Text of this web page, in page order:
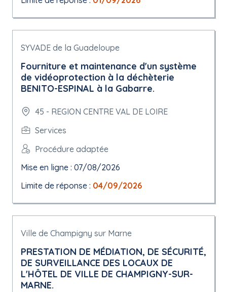
SYVADE de la Guadeloupe
Fourniture et maintenance d'un système
de vidéoprotection à la déchèterie
BENITO-ESPINAL à la Gabarre.
45 - REGION CENTRE VAL DE LOIRE
Services
Procédure adaptée
Mise en ligne : 07/08/2026
Limite de réponse : 04/09/2026
Ville de Champigny sur Marne
PRESTATION DE MÉDIATION, DE SÉCURITÉ,
DE SURVEILLANCE DES LOCAUX DE
L'HÔTEL DE VILLE DE CHAMPIGNY-SUR-
MARNE.